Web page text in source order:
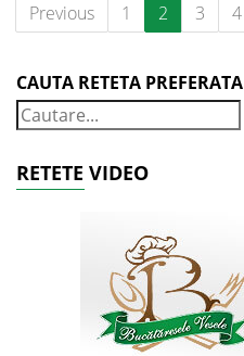
Previous 1 2 3 4
CAUTA RETETA PREFERATA
RETETE VIDEO